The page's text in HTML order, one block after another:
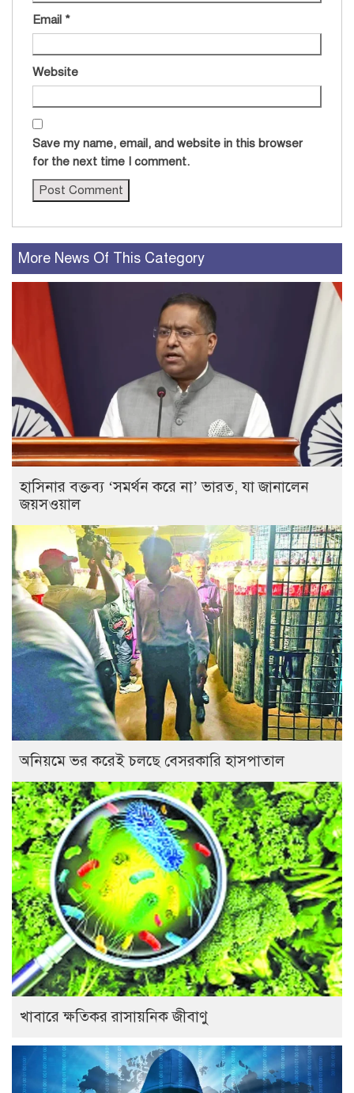
Email *
Website
Save my name, email, and website in this browser
for the next time I comment.
More News Of This Category
হাসিনার বক্তব্য ‘সমর্থন করে না’ ভারত, যা জানালেন
জয়সওয়াল
অনিয়মে ভর করেই চলছে বেসরকারি হাসপাতাল
খাবারে ক্ষতিকর রাসায়নিক জীবাণু